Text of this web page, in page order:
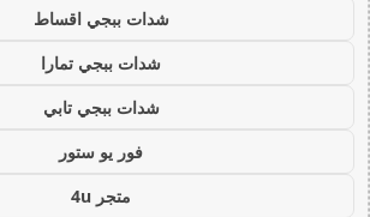
شدات ببجي اقساط
شدات ببجي تمارا
شدات ببجي تابي
فور يو ستور
متجر 4u